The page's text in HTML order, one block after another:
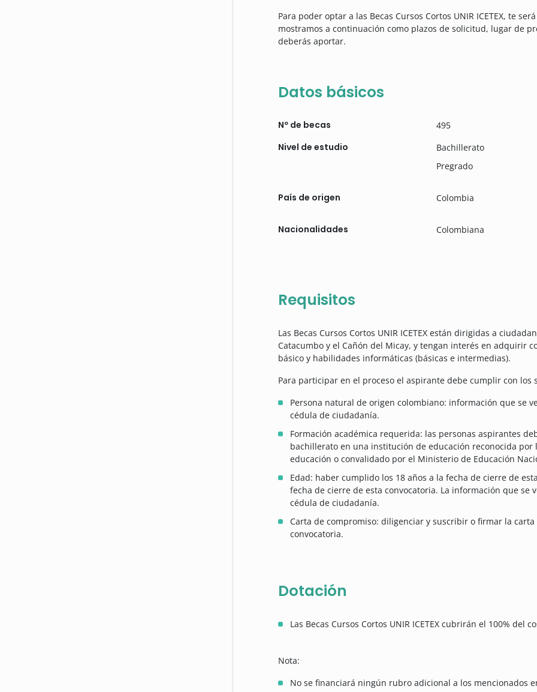
Para poder optar a las Becas Cursos Cortos UNIR ICETEX, te
mostramos a continuación como plazos de solicitud, lugar de
deberás aportar.
Datos básicos
Nº de becas 495
Nivel de estudio
Bachillerato
Pregrado
País de origen Colombia
Nacionalidades Colombiana
Requisitos
Las Becas Cursos Cortos UNIR ICETEX están dirigidas a
Catacumbo y el Cañón del Micay, y tengan interés en adquirir
básico y habilidades informáticas (básicas e intermedias).
Para participar en el proceso el aspirante debe cumplir con los
Persona natural de origen colombiano: información que se
cédula de ciudadanía.
Formación académica requerida: las personas aspirantes
bachillerato en una institución de educación reconocida
educación o convalidado por el Ministerio de Educación
Edad: haber cumplido los 18 años a la fecha de cierre de
fecha de cierre de esta convocatoria. La información que se
cédula de ciudadanía.
Carta de compromiso: diligenciar y suscribir o firmar la
convocatoria.
Dotación
Las Becas Cursos Cortos UNIR ICETEX cubrirán el 100% del
Nota:
No se financiará ningún rubro adicional a los mencionados